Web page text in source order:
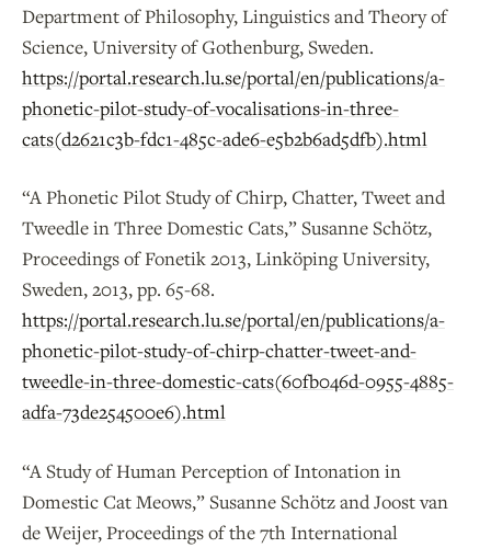
Department of Philosophy, Linguistics and Theory of
Science, University of Gothenburg, Sweden.
https://portal.research.lu.se/portal/en/publications/a-
phonetic-pilot-study-of-vocalisations-in-three-
cats(d2621c3b-fdc1-485c-ade6-e5b2b6ad5dfb).html
“A Phonetic Pilot Study of Chirp, Chatter, Tweet and
Tweedle in Three Domestic Cats,” Susanne Schötz,
Proceedings of Fonetik 2013, Linköping University,
Sweden, 2013, pp. 65-68.
https://portal.research.lu.se/portal/en/publications/a-
phonetic-pilot-study-of-chirp-chatter-tweet-and-
tweedle-in-three-domestic-cats(60fb046d-0955-4885-
adfa-73de254500e6).html
“A Study of Human Perception of Intonation in
Domestic Cat Meows,” Susanne Schötz and Joost van
de Weijer, Proceedings of the 7th International